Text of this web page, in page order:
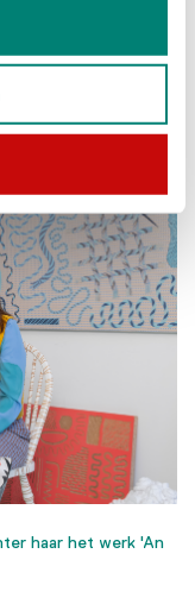
ontwerp.
haar het werk 'An